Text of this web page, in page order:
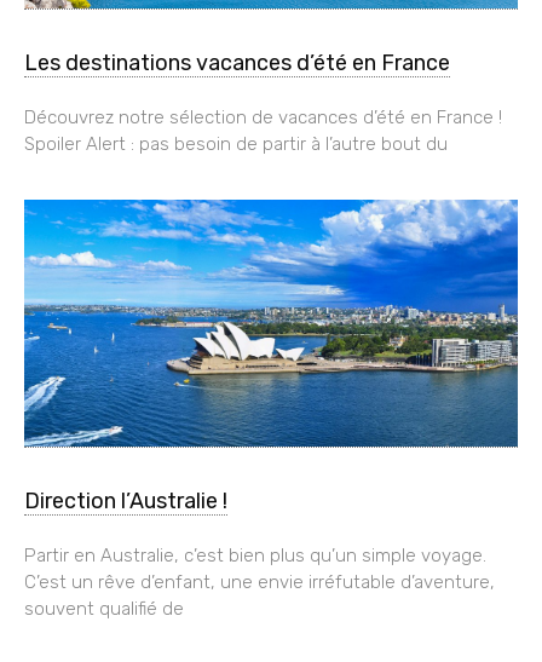
Les destinations vacances d’été en France
Découvrez notre sélection de vacances d’été en France !
Spoiler Alert : pas besoin de partir à l’autre bout du
Direction l’Australie !
Partir en Australie, c’est bien plus qu’un simple voyage.
C’est un rêve d’enfant, une envie irréfutable d’aventure,
souvent qualifié de